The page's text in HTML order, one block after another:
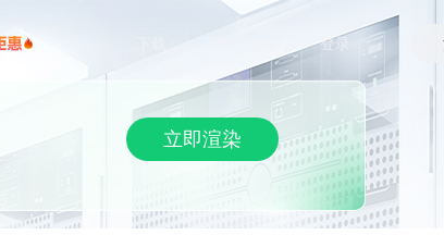
登录
立即渲染